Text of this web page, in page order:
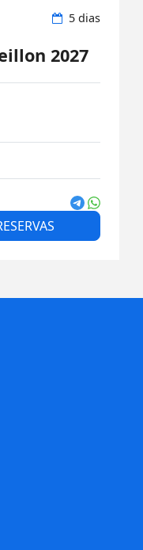
5 dias
2027